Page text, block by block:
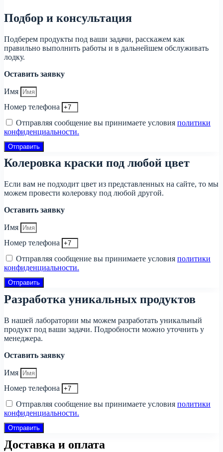
Подбор и консультация
Подберем продукты под ваши задачи, расскажем как
правильно выполнить работы и в дальнейшем обслуживать
лодку.
Оставить заявку
Имя
Номер телефона
Отправляя сообщение вы принимаете условия политики
конфиденциальности.
Отправить
Колеровка краски под любой цвет
Если вам не подходит цвет из представленных на сайте, то мы
можем провести колеровку под любой другой.
Оставить заявку
Имя
Номер телефона
Отправляя сообщение вы принимаете условия политики
конфиденциальности.
Отправить
Разработка уникальных продуктов
В нашей лаборатории мы можем разработать уникальный
продукт под ваши задачи. Подробности можно уточнить у
менеджера.
Оставить заявку
Имя
Номер телефона
Отправляя сообщение вы принимаете условия политики
конфиденциальности.
Отправить
Доставка и оплата